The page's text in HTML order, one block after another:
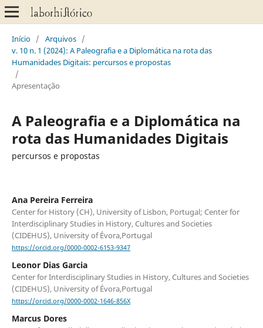
Início / Arquivos /
v. 10 n. 1 (2024): A Paleografia e a Diplomática na rota das
Humanidades Digitais: percursos e propostas
/
Apresentação
A Paleografia e a Diplomática na
rota das Humanidades Digitais
percursos e propostas
Ana Pereira Ferreira
Center for History (CH), University of Lisbon, Portugal; Center for
Interdisciplinary Studies in History, Cultures and Societies
(CIDEHUS), University of Évora,Portugal
https://orcid.org/0000-0002-6153-9347
Leonor Dias Garcia
Center for Interdisciplinary Studies in History, Cultures and Societies
(CIDEHUS), University of Évora,Portugal
https://orcid.org/0000-0002-1646-856X
Marcus Dores